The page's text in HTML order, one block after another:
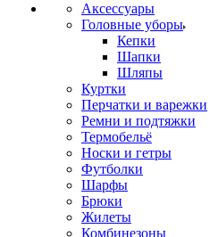
Аксессуары
Головные уборы
Кепки
Шапки
Шляпы
Куртки
Перчатки и варежки
Ремни и подтяжки
Термобельё
Носки и гетры
Футболки
Шарфы
Брюки
Жилеты
Комбинезоны